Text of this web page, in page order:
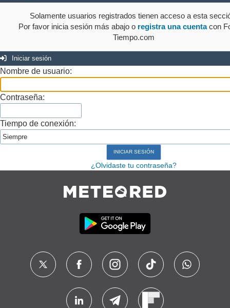
Solamente usuarios registrados tienen acceso a esta
Por favor inicia sesión más abajo o registra una cuentacon
Tiempo.com
Iniciar sesión
Nombre de usuario:
Contraseña:
Tiempo de conexión:
¿Olvidaste tu contraseña?